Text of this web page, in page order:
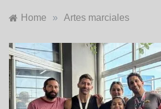
Home » Artes marciales